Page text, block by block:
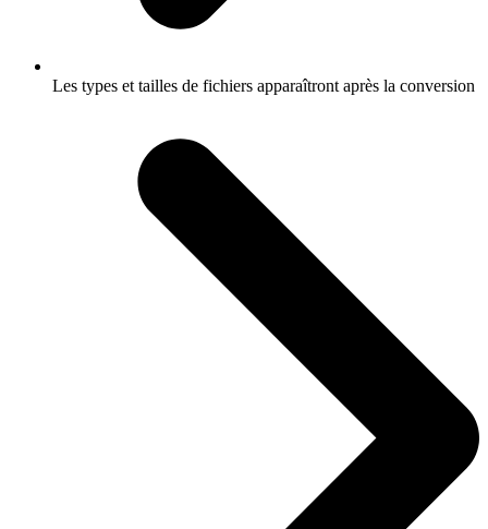
Les types et tailles de fichiers apparaîtront après la conversion